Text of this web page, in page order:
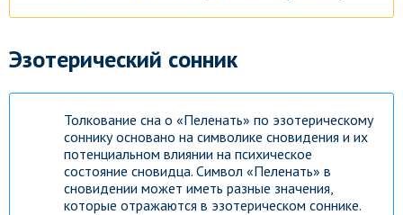
Эзотерический сонник
Толкование сна о «Пеленать» по эзотерическому
соннику основано на символике сновидения и их
потенциальном влиянии на психическое
состояние сновидца. Символ «Пеленать» в
сновидении может иметь разные значения,
которые отражаются в эзотерическом соннике.